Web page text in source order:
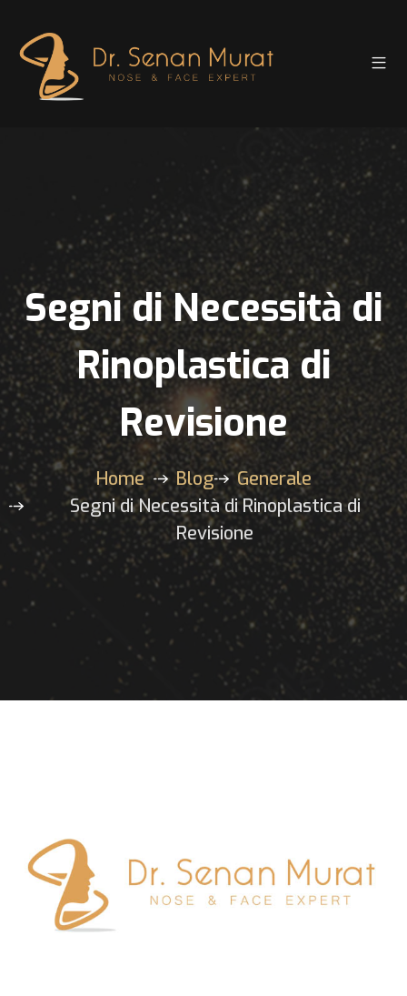
Segni di Necessità di
Rinoplastica di
Revisione
Home Blog
Generale
Segni di Necessità di Rinoplastica di
Revisione